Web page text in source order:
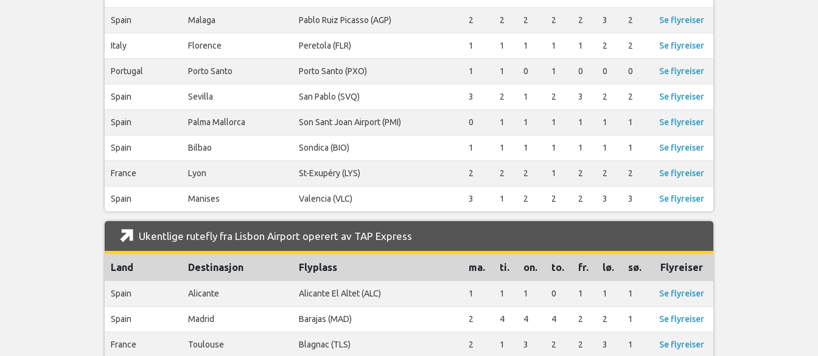
Spain Malaga Pablo Ruiz Picasso (AGP) 2 2 2 2 2 3 2 Se flyreiser
Italy Florence Peretola (FLR) 1 1 1 1 1 2 2 Se flyreiser
Portugal Porto Santo Porto Santo (PXO) 1 1 0 1 0 0 0 Se flyreiser
Spain Sevilla San Pablo (SVQ) 3 2 1 2 3 2 2 Se flyreiser
Spain Palma Mallorca Son Sant Joan Airport (PMI) 0 1 1 1 1 1 1 Se flyreiser
Spain Bilbao Sondica (BIO) 1 1 1 1 1 1 1 Se flyreiser
France Lyon St-Exupéry (LYS) 2 2 2 1 2 2 2 Se flyreiser
Spain Manises Valencia (VLC) 3 1 2 2 2 3 3 Se flyreiser
Ukentlige rutefly fra Lisbon Airport operert av TAP Express
Land Destinasjon Flyplass ma. ti. on. to. fr. lø. sø. Flyreiser
Spain Alicante Alicante El Altet (ALC) 1 1 1 0 1 1 1 Se flyreiser
Spain Madrid Barajas (MAD) 2 4 4 4 2 2 1 Se flyreiser
France Toulouse Blagnac (TLS) 2 1 3 2 2 3 1 Se flyreiser